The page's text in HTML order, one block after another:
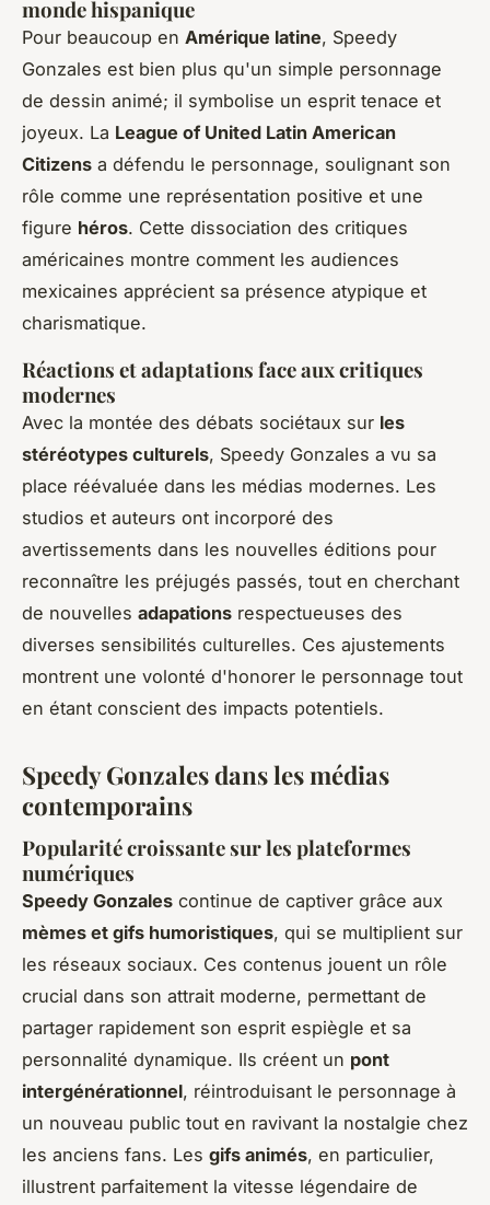
monde hispanique
Pour beaucoup en Amérique latine, Speedy
Gonzales est bien plus qu'un simple personnage
de dessin animé; il symbolise un esprit tenace et
joyeux. La League of United Latin American
Citizens a défendu le personnage, soulignant son
rôle comme une représentation positive et une
figure héros. Cette dissociation des critiques
américaines montre comment les audiences
mexicaines apprécient sa présence atypique et
charismatique.
Réactions et adaptations face aux critiques
modernes
Avec la montée des débats sociétaux sur les
stéréotypes culturels, Speedy Gonzales a vu sa
place réévaluée dans les médias modernes. Les
studios et auteurs ont incorporé des
avertissements dans les nouvelles éditions pour
reconnaître les préjugés passés, tout en cherchant
de nouvelles adapations respectueuses des
diverses sensibilités culturelles. Ces ajustements
montrent une volonté d'honorer le personnage tout
en étant conscient des impacts potentiels.
Speedy Gonzales dans les médias
contemporains
Popularité croissante sur les plateformes
numériques
Speedy Gonzales continue de captiver grâce aux
mèmes et gifs humoristiques, qui se multiplient sur
les réseaux sociaux. Ces contenus jouent un rôle
crucial dans son attrait moderne, permettant de
partager rapidement son esprit espiègle et sa
personnalité dynamique. Ils créent un pont
intergénérationnel, réintroduisant le personnage à
un nouveau public tout en ravivant la nostalgie chez
les anciens fans. Les gifs animés, en particulier,
illustrent parfaitement la vitesse légendaire de